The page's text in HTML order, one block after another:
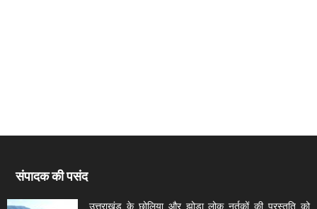
संपादक की पसंद
उत्तराखंड के छोलिया और झोड़ा लोक नर्तकों की प्रस्तुति को